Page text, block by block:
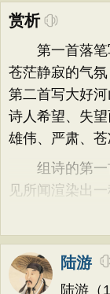
赏析
第一首落笔
苍茫静寂的气
第二首写大好
诗人希望、失
雄伟、严肃、苍
组诗的第一
见所闻渲染出
陆游
陆游（